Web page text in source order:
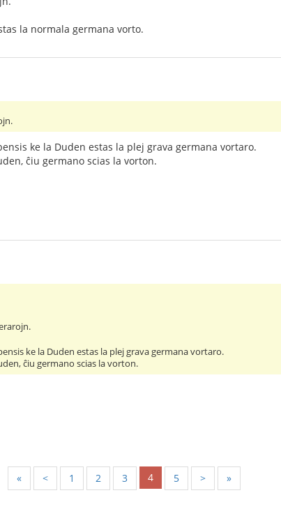
la normala germana vorto.
ke la Duden estas la plej grava germana vortaro.
ĉiu germano scias la vorton.
ke la Duden estas la plej grava germana vortaro.
ĉiu germano scias la vorton.
« < 1 2 3 4 5 > »